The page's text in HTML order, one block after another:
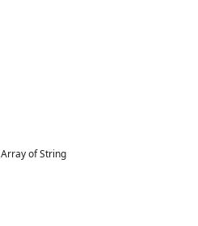
Array of String